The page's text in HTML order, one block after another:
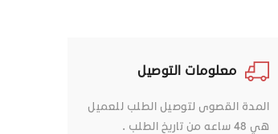
معلومات التوصيل
المدة القصوى لتوصيل الطلب للعميل
هي 48 ساعه من تاريخ الطلب .